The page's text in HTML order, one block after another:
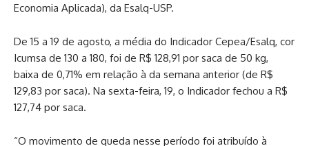
Economia Aplicada), da Esalq-USP.
De 15 a 19 de agosto, a média do Indicador Cepea/Esalq, cor
Icumsa de 130 a 180, foi de R$ 128,91 por saca de 50 kg,
baixa de 0,71% em relação à da semana anterior (de R$
129,83 por saca). Na sexta-feira, 19, o Indicador fechou a R$
127,74 por saca.
“O movimento de queda nesse período foi atribuído à